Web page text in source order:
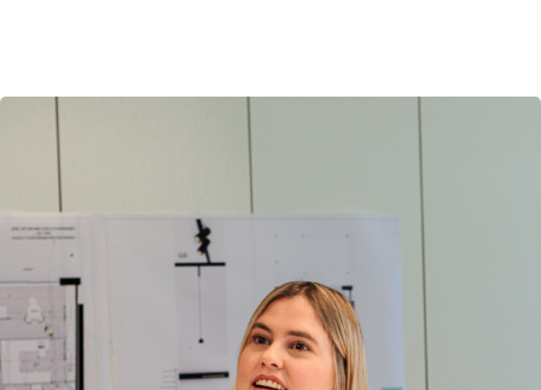
Designer
stories
Technische
Bezoek
een
showroom
SNELKOPPELINGEN